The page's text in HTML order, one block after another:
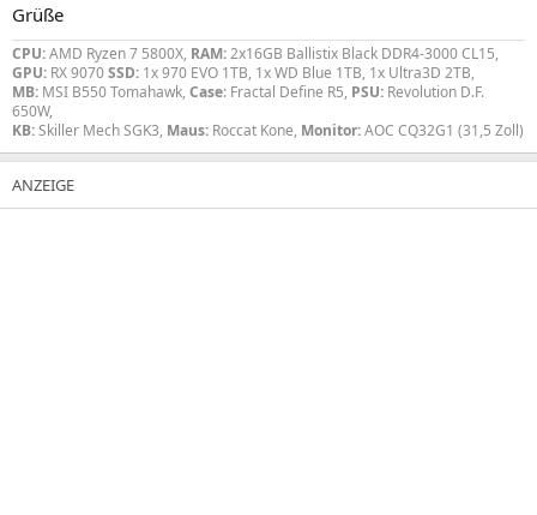
Grüße
CPU:AMD Ryzen 7 5800X, RAM:2x16GB Ballistix Black DDR4-3000 CL15,
GPU: RX 9070SSD: 1x 970 EVO 1TB, 1x WD Blue 1TB, 1x Ultra3D 2TB,
MB: MSI B550 Tomahawk, Case: Fractal Define R5, PSU: Revolution D.F.
650W,
KB:Skiller Mech SGK3, Maus: Roccat Kone, Monitor:AOC CQ32G1 (31,5 Zoll)